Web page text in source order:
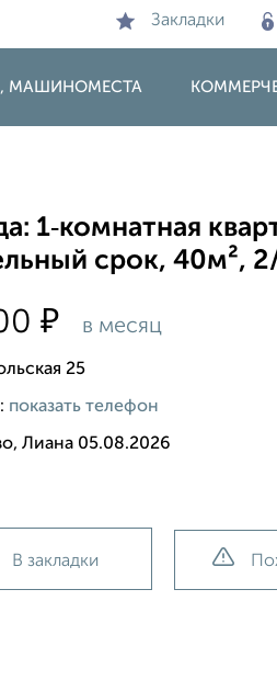
Закладки
МАШИНОМЕСТА
1‑комнатная
срок, 40м²,
₽ в месяц
25
показать телефон
Лиана 05.08.2026
В закладки